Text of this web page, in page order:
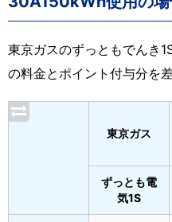
東京ガスのずっともでんき
の料金とポイント付与分を
東京ガス
ずっとも電
気1S